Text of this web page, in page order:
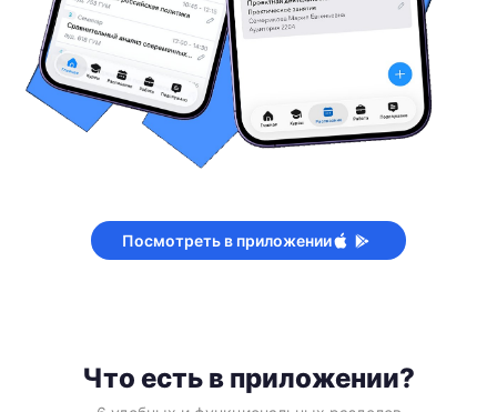
Посмотреть в приложении
Что есть в приложении?